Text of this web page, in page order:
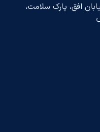
افق، پارک سلامت،